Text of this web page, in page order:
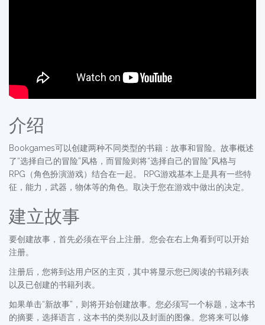
介绍
Bookgames可以创建两种不同类型的书籍：故事和冒险。故事概述
了“选择自己的冒险”风格，而冒险则将“选择自己的冒险”风格与
RPG（角色扮演游戏）结合在一起。 RPG游戏基本上是具有一些特
征，能力，武器，物体等的角色。取决于您在游戏中做出的决定。
建立故事
要创建故事，首先必须在平台上注册。您会在右上角看到可以开始
注册。
注册后，您将到达用户区的主页，其中将显示您已阅读的书籍列表
以及已创建的书籍列表。
如果单击“新故事”，则将开始创建故事。您必须写一个标题，这本书
的摘要，选择语言，这本书的类别以及封面的图像。您将来可以修